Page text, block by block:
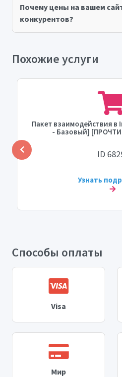
Почему цены на вашем
конкурентов?
Похожие услуги
Пакет взаимодействия в
- Базовый]
ID
Узнать
Способы оплаты
Visa
Мир